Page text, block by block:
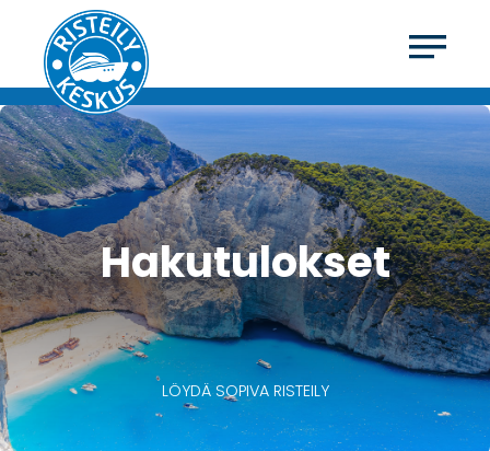
Hakutulokset
LÖYDÄ SOPIVA RISTEILY